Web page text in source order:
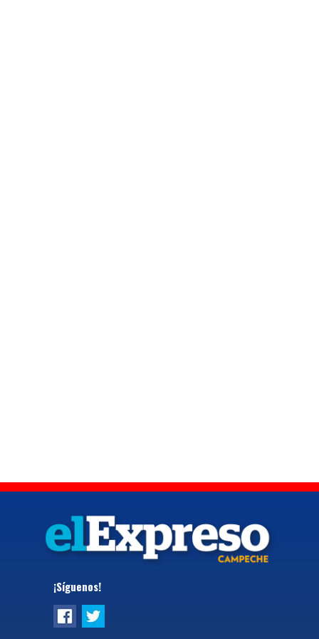
¡Síguenos!